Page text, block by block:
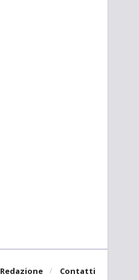
Redazione Contatti